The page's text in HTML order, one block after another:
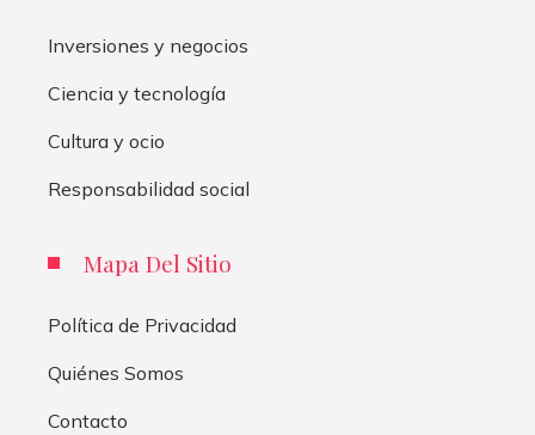
Inversiones y negocios
Ciencia y tecnología
Cultura y ocio
Responsabilidad social
Mapa Del Sitio
Política de Privacidad
Quiénes Somos
Contacto